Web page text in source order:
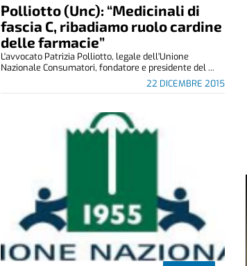
Polliotto (Unc): “Medicinali di
fascia C, ribadiamo ruolo cardine
delle farmacie”
22 DICEMBRE 2015
L'avvocato Patrizia Polliotto, legale dell'Unione
Nazionale Consumatori, fondatore e presidente del ...